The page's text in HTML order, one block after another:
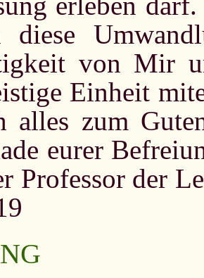
diese
von Mir
Einheit
alles zum
eurer
Professor der